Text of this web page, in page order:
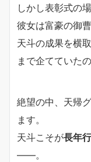
しかし表彰式の
彼女は富豪の御
天斗の成果を横
まで企てていたの
絶望の中、天帰
ます。
天斗こそが長年
――。